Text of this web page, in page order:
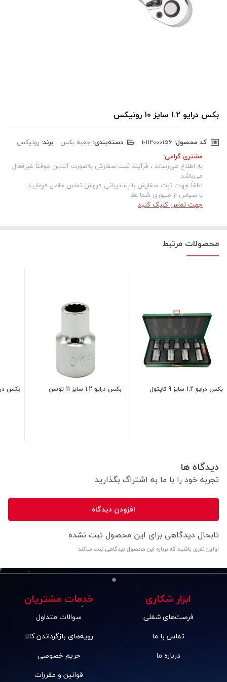
بکس درایو 1.2 سایز 10 رونیکس
کد محصول: دسته‌بندی: جعبه بکس برند: رونیکس
مشتری گرامی:
به اطلاع می‌رساند ، فرآیند ثبت سفارش به‌صورت آنلاین موقتاً غیرفعال
می‌باشد.
لطفاً جهت ثبت سفارش با پشتیبانی فروش تماس حاصل فرمایید.
با سپاس از صبوری شما 🙏
جهت تماس کلیک کنید
محصولات مرتبط
بکس درایو 1.2 سایز 9 تاپتول بکس درایو 1.2 سایز 11 توسن بکس درایو 1.2
دیدگاه ها
تجربه خود را با ما به اشتراگ بگذارید
افزودن دیدگاه
تابحال دیدگاهی برای این محصول ثبت نشده
اولین نفری باشید که درباره این محصول دیدگاهی ثبت میکند
ابزار شکاری
فرصت‌های شغلی
تماس با ما
درباره ما
خدمات مشتریان
سوالات متداول
رویه‌های بازگرداندن کالا
حریم خصوصی
قوانین و مقررات